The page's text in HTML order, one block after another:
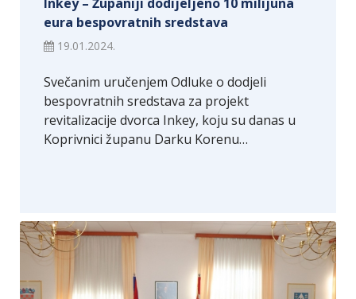
eura bespovratnih sredstava
19.01.2024.
Svečanim uručenjem Odluke o dodjeli
bespovratnih sredstava za projekt
revitalizacije dvorca Inkey, koju su danas u
Koprivnici županu Darku Korenu…